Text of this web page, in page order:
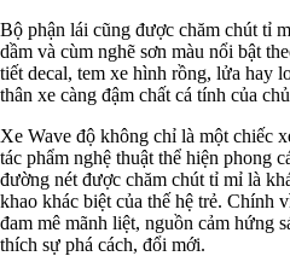
Bộ phận lái cũng được chăm chút tỉ
dầm và cùm nghẽ sơn màu nổi bật
tiết decal, tem xe hình rồng, lửa hay
thân xe càng đậm chất cá tính của
Xe Wave độ không chỉ là một chiếc
tác phẩm nghệ thuật thể hiện phong
đường nét được chăm chút tỉ mỉ là
khao khác biệt của thế hệ trẻ. Chính
đam mê mãnh liệt, nguồn cảm hứng
thích sự phá cách, đổi mới.